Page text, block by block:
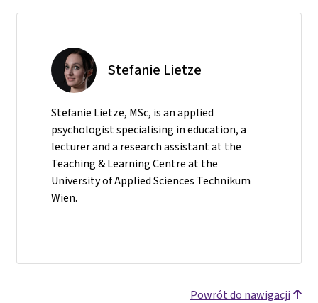
Stefanie Lietze
Stefanie Lietze, MSc, is an applied
psychologist specialising in education, a
lecturer and a research assistant at the
Teaching & Learning Centre at the
University of Applied Sciences Technikum
Wien.
Powrót do nawigacji